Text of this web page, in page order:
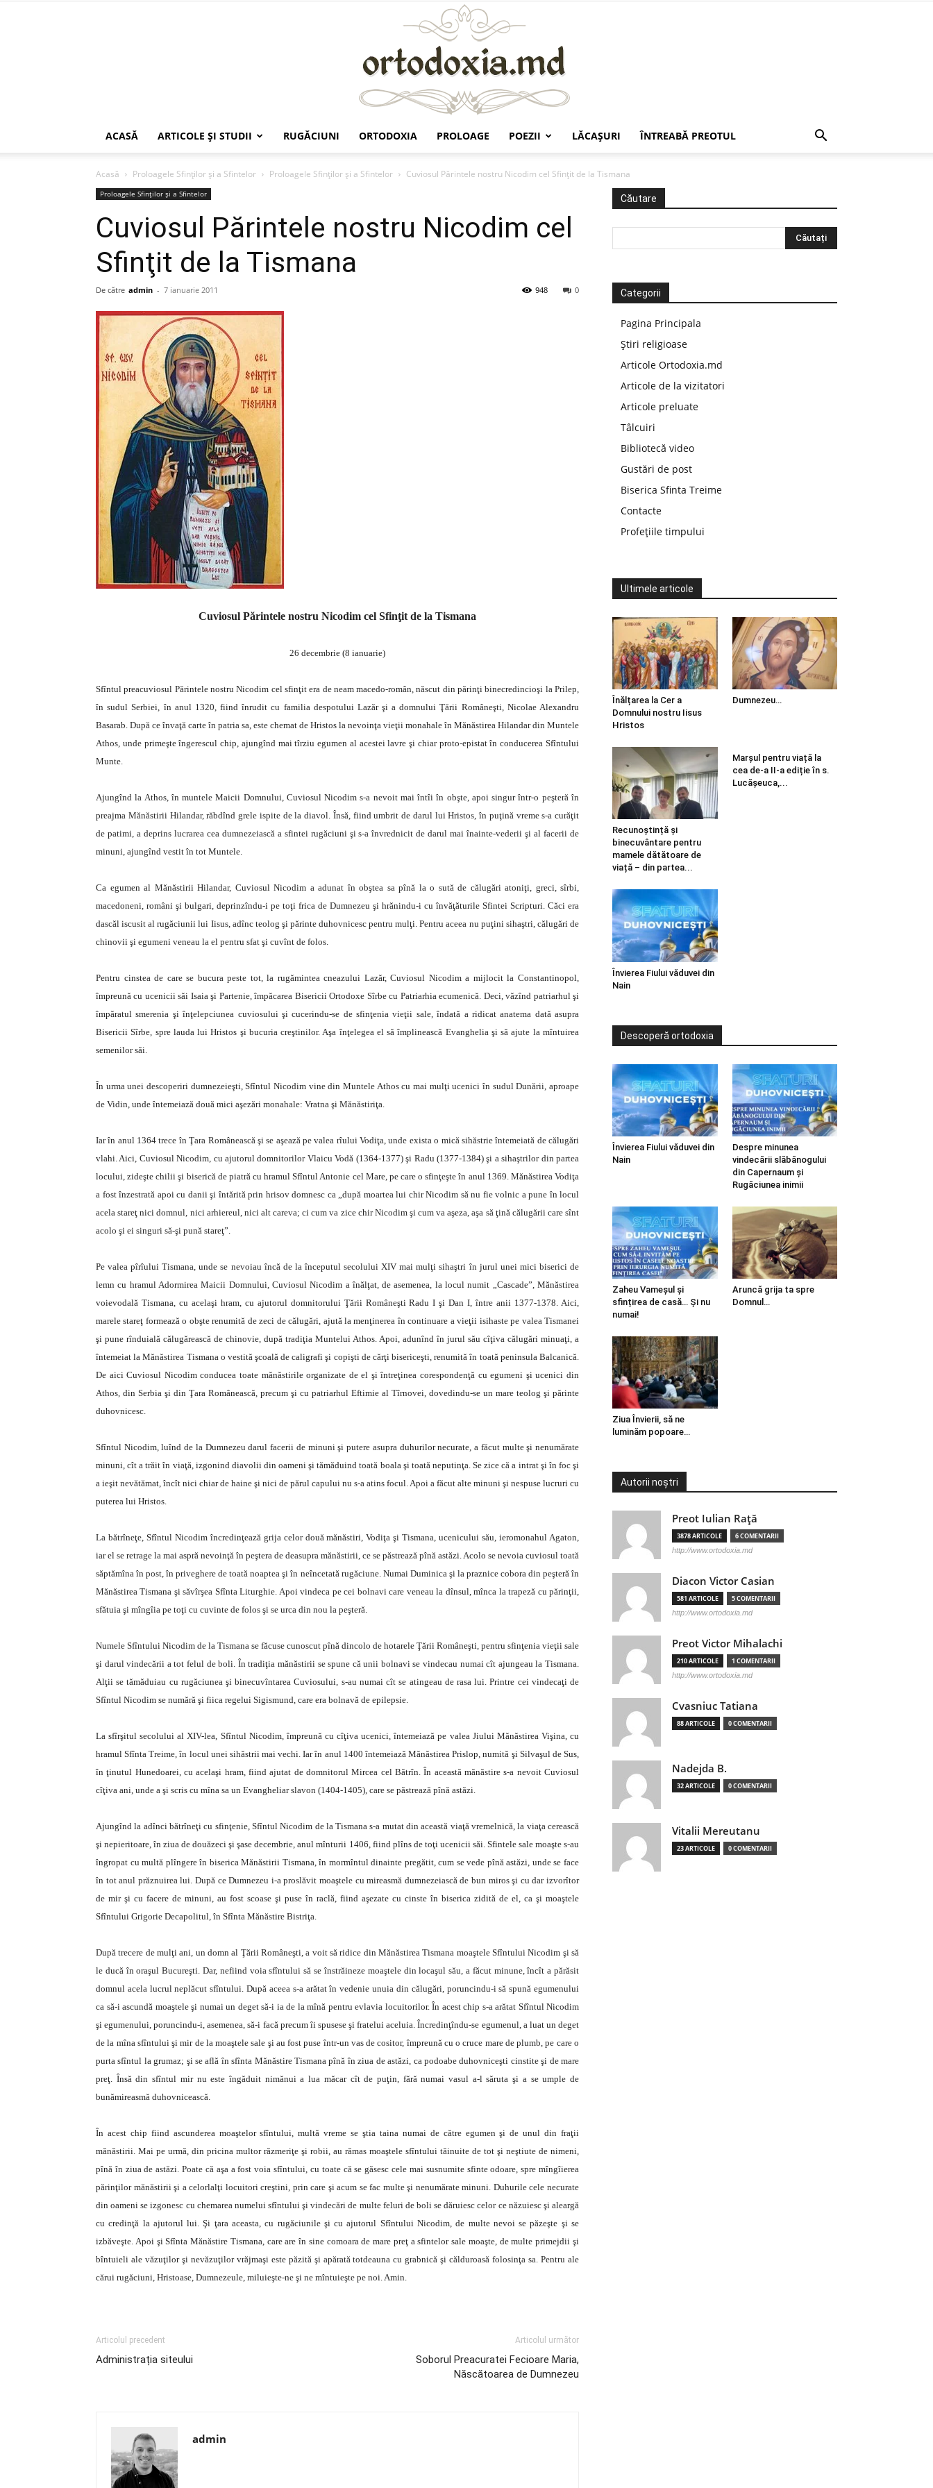
ACASĂ ARTICOLE ŞI STUDII RUGĂCIUNI ORTODOXIA PROLOAGE POEZII LĂCAŞURI ÎNTREABĂ PREOTUL
Acasă Proloagele Sfinților și a Sfintelor Proloagele Sfinților și a Sfintelor Cuviosul Părintele nostru Nicodim cel Sfinţit de la Tismana
Proloagele Sfinților și a Sfintelor
Cuviosul Părintele nostru Nicodim cel
Sfinţit de la Tismana
De către admin - 7 ianuarie 2011 0
948
Cuviosul Părintele nostru Nicodim cel Sfinţit de la Tismana
26 decembrie (8 ianuarie)
Sfîntul preacuviosul Părintele nostru Nicodim cel sfinţit era de neam macedo-român, născut din părinţi binecredincioşi la Prilep,
în sudul Serbiei, în anul 1320, fiind înrudit cu familia despotului Lazăr şi a domnului Ţării Româneşti, Nicolae Alexandru
Basarab. După ce învaţă carte în patria sa, este chemat de Hristos la nevoinţa vieţii monahale în Mănăstirea Hilandar din Muntele
Athos, unde primeşte îngerescul chip, ajungînd mai tîrziu egumen al acestei lavre şi chiar proto-epistat în conducerea Sfîntului
Munte.
Ajungînd la Athos, în muntele Maicii Domnului, Cuviosul Nicodim s-a nevoit mai întîi în obşte, apoi singur într-o peşteră în
preajma Mănăstirii Hilandar, răbdînd grele ispite de la diavol. Însă, fiind umbrit de darul lui Hristos, în puţină vreme s-a curăţit
de patimi, a deprins lucrarea cea dumnezeiască a sfintei rugăciuni şi s-a învrednicit de darul mai înainte-vederii şi al facerii de
minuni, ajungînd vestit în tot Muntele.
Ca egumen al Mănăstirii Hilandar, Cuviosul Nicodim a adunat în obştea sa pînă la o sută de călugări atoniţi, greci, sîrbi,
macedoneni, români şi bulgari, deprinzîndu-i pe toţi frica de Dumnezeu şi hrănindu-i cu învăţăturile Sfintei Scripturi. Căci era
dascăl iscusit al rugăciunii lui Iisus, adînc teolog şi părinte duhovnicesc pentru mulţi. Pentru aceea nu puţini sihaştri, călugări de
chinovii şi egumeni veneau la el pentru sfat şi cuvînt de folos.
Pentru cinstea de care se bucura peste tot, la rugămintea cneazului Lazăr, Cuviosul Nicodim a mijlocit la Constantinopol,
împreună cu ucenicii săi Isaia şi Partenie, împăcarea Bisericii Ortodoxe Sîrbe cu Patriarhia ecumenică. Deci, văzînd patriarhul şi
împăratul smerenia şi înţelepciunea cuviosului şi cucerindu-se de sfinţenia vieţii sale, îndată a ridicat anatema dată asupra
Bisericii Sîrbe, spre lauda lui Hristos şi bucuria creştinilor. Aşa înţelegea el să împlinească Evanghelia şi să ajute la mîntuirea
semenilor săi.
În urma unei descoperiri dumnezeieşti, Sfîntul Nicodim vine din Muntele Athos cu mai mulţi ucenici în sudul Dunării, aproape
de Vidin, unde întemeiază două mici aşezări monahale: Vratna şi Mănăstiriţa.
Iar în anul 1364 trece în Ţara Românească şi se aşează pe valea rîului Vodiţa, unde exista o mică sihăstrie întemeiată de călugări
vlahi. Aici, Cuviosul Nicodim, cu ajutorul domnitorilor Vlaicu Vodă (1364-1377) şi Radu (1377-1384) şi a sihaştrilor din partea
locului, zideşte chilii şi biserică de piatră cu hramul Sfîntul Antonie cel Mare, pe care o sfinţeşte în anul 1369. Mănăstirea Vodiţa
a fost înzestrată apoi cu danii şi întărită prin hrisov domnesc ca „după moartea lui chir Nicodim să nu fie volnic a pune în locul
acela stareţ nici domnul, nici arhiereul, nici alt careva; ci cum va zice chir Nicodim şi cum va aşeza, aşa să ţină călugării care sînt
acolo şi ei singuri să-şi pună stareţ”.
Pe valea pîrîului Tismana, unde se nevoiau încă de la începutul secolului XIV mai mulţi sihaştri în jurul unei mici biserici de
lemn cu hramul Adormirea Maicii Domnului, Cuviosul Nicodim a înălţat, de asemenea, la locul numit „Cascade”, Mănăstirea
voievodală Tismana, cu acelaşi hram, cu ajutorul domnitorului Ţării Româneşti Radu I şi Dan I, între anii 1377-1378. Aici,
marele stareţ formează o obşte renumită de zeci de călugări, ajută la menţinerea în continuare a vieţii isihaste pe valea Tismanei
şi pune rînduială călugărească de chinovie, după tradiţia Muntelui Athos. Apoi, adunînd în jurul său cîţiva călugări minuaţi, a
întemeiat la Mănăstirea Tismana o vestită şcoală de caligrafi şi copişti de cărţi bisericeşti, renumită în toată peninsula Balcanică.
De aici Cuviosul Nicodim conducea toate mănăstirile organizate de el şi întreţinea corespondenţă cu egumeni şi ucenici din
Athos, din Serbia şi din Ţara Românească, precum şi cu patriarhul Eftimie al Tîrnovei, dovedindu-se un mare teolog şi părinte
duhovnicesc.
Sfîntul Nicodim, luînd de la Dumnezeu darul facerii de minuni şi putere asupra duhurilor necurate, a făcut multe şi nenumărate
minuni, cît a trăit în viaţă, izgonind diavolii din oameni şi tămăduind toată boala şi toată neputinţa. Se zice că a intrat şi în foc şi
a ieşit nevătămat, încît nici chiar de haine şi nici de părul capului nu s-a atins focul. Apoi a făcut alte minuni şi nespuse lucruri cu
puterea lui Hristos.
La bătrîneţe, Sfîntul Nicodim încredinţează grija celor două mănăstiri, Vodiţa şi Tismana, ucenicului său, ieromonahul Agaton,
iar el se retrage la mai aspră nevoinţă în peştera de deasupra mănăstirii, ce se păstrează pînă astăzi. Acolo se nevoia cuviosul toată
săptămîna în post, în priveghere de toată noaptea şi în neîncetată rugăciune. Numai Duminica şi la praznice cobora din peşteră în
Mănăstirea Tismana şi săvîrşea Sfînta Liturghie. Apoi vindeca pe cei bolnavi care veneau la dînsul, mînca la trapeză cu părinţii,
sfătuia şi mîngîia pe toţi cu cuvinte de folos şi se urca din nou la peşteră.
Numele Sfîntului Nicodim de la Tismana se făcuse cunoscut pînă dincolo de hotarele Ţării Româneşti, pentru sfinţenia vieţii sale
şi darul vindecării a tot felul de boli. În tradiţia mănăstirii se spune că unii bolnavi se vindecau numai cît ajungeau la Tismana.
Alţii se tămăduiau cu rugăciunea şi binecuvîntarea Cuviosului, s-au numai cît se atingeau de rasa lui. Printre cei vindecaţi de
Sfîntul Nicodim se numără şi fiica regelui Sigismund, care era bolnavă de epilepsie.
La sfîrşitul secolului al XIV-lea, Sfîntul Nicodim, împreună cu cîţiva ucenici, întemeiază pe valea Jiului Mănăstirea Vişina, cu
hramul Sfînta Treime, în locul unei sihăstrii mai vechi. Iar în anul 1400 întemeiază Mănăstirea Prislop, numită şi Silvaşul de Sus,
în ţinutul Hunedoarei, cu acelaşi hram, fiind ajutat de domnitorul Mircea cel Bătrîn. În această mănăstire s-a nevoit Cuviosul
cîţiva ani, unde a şi scris cu mîna sa un Evangheliar slavon (1404-1405), care se păstrează pînă astăzi.
Ajungînd la adînci bătrîneţi cu sfinţenie, Sfîntul Nicodim de la Tismana s-a mutat din această viaţă vremelnică, la viaţa cerească
şi nepieritoare, în ziua de douăzeci şi şase decembrie, anul mînturii 1406, fiind plîns de toţi ucenicii săi. Sfintele sale moaşte s-au
îngropat cu multă plîngere în biserica Mănăstirii Tismana, în mormîntul dinainte pregătit, cum se vede pînă astăzi, unde se face
în tot anul prăznuirea lui. După ce Dumnezeu i-a proslăvit moaştele cu mireasmă dumnezeiască de bun miros şi cu dar izvorîtor
de mir şi cu facere de minuni, au fost scoase şi puse în raclă, fiind aşezate cu cinste în biserica zidită de el, ca şi moaştele
Sfîntului Grigorie Decapolitul, în Sfînta Mănăstire Bistriţa.
După trecere de mulţi ani, un domn al Ţării Româneşti, a voit să ridice din Mănăstirea Tismana moaştele Sfîntului Nicodim şi să
le ducă în oraşul Bucureşti. Dar, nefiind voia sfîntului să se înstrăineze moaştele din locaşul său, a făcut minune, încît a părăsit
domnul acela lucrul neplăcut sfîntului. După aceea s-a arătat în vedenie unuia din călugări, poruncindu-i să spună egumenului
ca să-i ascundă moaştele şi numai un deget să-i ia de la mînă pentru evlavia locuitorilor. În acest chip s-a arătat Sfîntul Nicodim
şi egumenului, poruncindu-i, asemenea, să-i facă precum îi spusese şi fratelui aceluia. Încredinţîndu-se egumenul, a luat un deget
de la mîna sfîntului şi mir de la moaştele sale şi au fost puse într-un vas de cositor, împreună cu o cruce mare de plumb, pe care o
purta sfîntul la grumaz; şi se află în sfînta Mănăstire Tismana pînă în ziua de astăzi, ca podoabe duhovniceşti cinstite şi de mare
preţ. Însă din sfîntul mir nu este îngăduit nimănui a lua măcar cît de puţin, fără numai vasul a-l săruta şi a se umple de
bunămireasmă duhovnicească.
În acest chip fiind ascunderea moaştelor sfîntului, multă vreme se ştia taina numai de către egumen şi de unul din fraţii
mănăstirii. Mai pe urmă, din pricina multor răzmeriţe şi robii, au rămas moaştele sfîntului tăinuite de tot şi neştiute de nimeni,
pînă în ziua de astăzi. Poate că aşa a fost voia sfîntului, cu toate că se găsesc cele mai susnumite sfinte odoare, spre mîngîierea
părinţilor mănăstirii şi a celorlalţi locuitori creştini, prin care şi acum se fac multe şi nenumărate minuni. Duhurile cele necurate
din oameni se izgonesc cu chemarea numelui sfîntului şi vindecări de multe feluri de boli se dăruiesc celor ce năzuiesc şi aleargă
cu credinţă la ajutorul lui. Şi ţara aceasta, cu rugăciunile şi cu ajutorul Sfîntului Nicodim, de multe nevoi se păzeşte şi se
izbăveşte. Apoi şi Sfînta Mănăstire Tismana, care are în sine comoara de mare preţ a sfintelor sale moaşte, de multe primejdii şi
bîntuieli ale văzuţilor şi nevăzuţilor vrăjmaşi este păzită şi apărată totdeauna cu grabnică şi călduroasă folosinţa sa. Pentru ale
cărui rugăciuni, Hristoase, Dumnezeule, miluieşte-ne şi ne mîntuieşte pe noi. Amin.
Articolul precedent
Administrația siteului
Articolul următor
Soborul Preacuratei Fecioare Maria,
Născătoarea de Dumnezeu
admin
Căutare
Categorii
Pagina Principala
Știri religioase
Articole Ortodoxia.md
Articole de la vizitatori
Articole preluate
Tâlcuiri
Bibliotecă video
Gustări de post
Biserica Sfinta Treime
Contacte
Profețiile timpului
Ultimele articole
Înălțarea la Cer a
Domnului nostru Iisus
Hristos
Dumnezeu…
Recunoștință și
binecuvântare pentru
mamele dătătoare de
viață – din partea...
Marșul pentru viață la
cea de-a II-a ediție în s.
Lucășeuca,...
Învierea Fiului văduvei din
Nain
Descoperă ortodoxia
Învierea Fiului văduvei din
Nain
Despre minunea
vindecării slăbănogului
din Capernaum și
Rugăciunea inimii
Zaheu Vameșul și
sfințirea de casă… Și nu
numai!
Aruncă grija ta spre
Domnul…
Ziua Învierii, să ne
luminăm popoare…
Autorii noștri
Preot Iulian Raţă
3878 ARTICOLE 6 COMENTARII
http://www.ortodoxia.md
Diacon Victor Casian
581 ARTICOLE 5 COMENTARII
http://www.ortodoxia.md
Preot Victor Mihalachi
210 ARTICOLE 1 COMENTARII
http://www.ortodoxia.md
Cvasniuc Tatiana
88 ARTICOLE 0 COMENTARII
Nadejda B.
32 ARTICOLE 0 COMENTARII
Vitalii Mereutanu
23 ARTICOLE 0 COMENTARII